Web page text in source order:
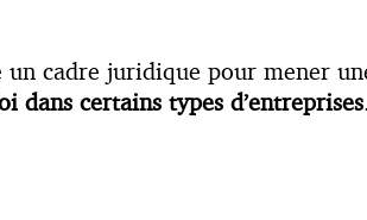
cadre juridique pour mener
dans certains types d’entreprises